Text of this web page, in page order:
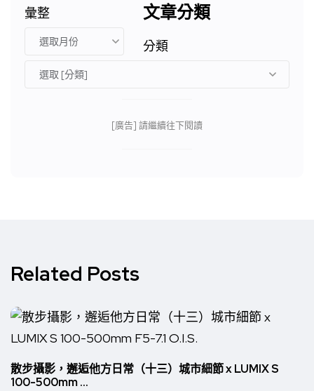
彙整 文章分類
分類
[廣告] 請繼續往下閱讀
Related Posts
散步攝影，邂逅他方日常（十三）城市細節 x LUMIX S
100-500mm ...